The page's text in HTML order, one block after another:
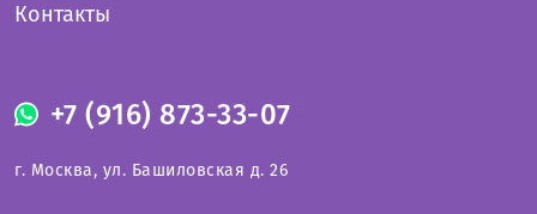
+7 (916) 873-33-07
г. Москва, ул. Башиловская д. 26
Контакты